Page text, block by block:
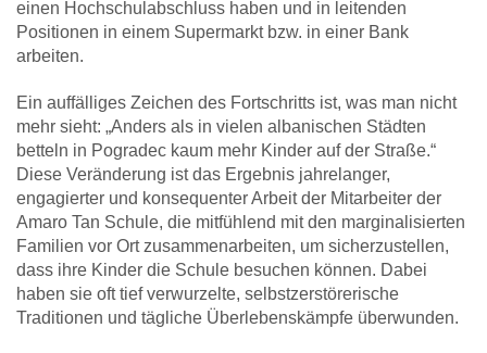
einen Hochschulabschluss haben und in leitenden
Positionen in einem Supermarkt bzw. in einer Bank
arbeiten.
Ein auffälliges Zeichen des Fortschritts ist, was man nicht
mehr sieht: „Anders als in vielen albanischen Städten
betteln in Pogradec kaum mehr Kinder auf der Straße.“
Diese Veränderung ist das Ergebnis jahrelanger,
engagierter und konsequenter Arbeit der Mitarbeiter der
Amaro Tan Schule, die mitfühlend mit den marginalisierten
Familien vor Ort zusammenarbeiten, um sicherzustellen,
dass ihre Kinder die Schule besuchen können. Dabei
haben sie oft tief verwurzelte, selbstzerstörerische
Traditionen und tägliche Überlebenskämpfe überwunden.